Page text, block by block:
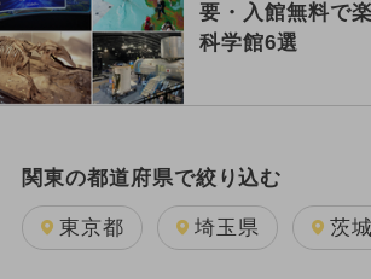
要・入館無料で
科学館6選
関東の都道府県で絞り込む
東京都 埼玉県 茨